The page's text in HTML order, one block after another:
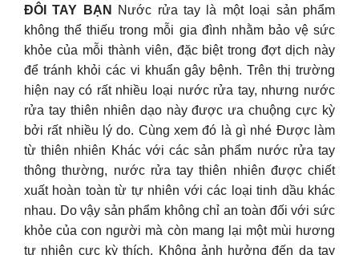
ĐÔI TAY BẠN
Nước rửa tay là một loại sản phẩm
không thể thiếu trong mỗi gia đình nhằm bảo vệ sức
khỏe của mỗi thành viên, đặc biệt trong đợt dịch này
để tránh khỏi các vi khuẩn gây bệnh. Trên thị trường
hiện nay có rất nhiều loại nước rửa tay, nhưng nước
rửa tay thiên nhiên dạo này được ưa chuộng cực kỳ
bởi rất nhiều lý do. Cùng xem đó là gì nhé Được làm
từ thiên nhiên Khác với các sản phẩm nước rửa tay
thông thường, nước rửa tay thiên nhiên được chiết
xuất hoàn toàn từ tự nhiên với các loại tinh dầu khác
nhau. Do vậy sản phẩm không chỉ an toàn đối với sức
khỏe của con người mà còn mang lại một mùi hương
tự nhiên cực kỳ thích. Không ảnh hưởng đến da tay